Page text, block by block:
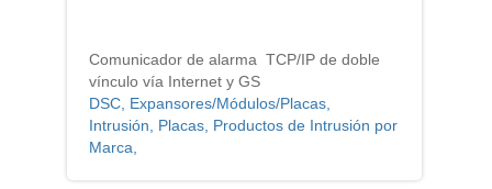
Comunicador de alarma TCP/IP de doble
vínculo vía Internet y GS
DSC, Expansores/Módulos/Placas,
Intrusión, Placas, Productos de Intrusión por
Marca,